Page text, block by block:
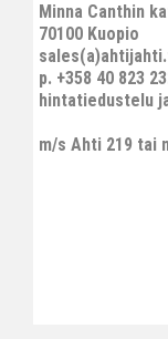
Minna Canthin
70100 Kuopio
p. +358 40 823
hintatiedustelu
m/s Ahti 219 tai